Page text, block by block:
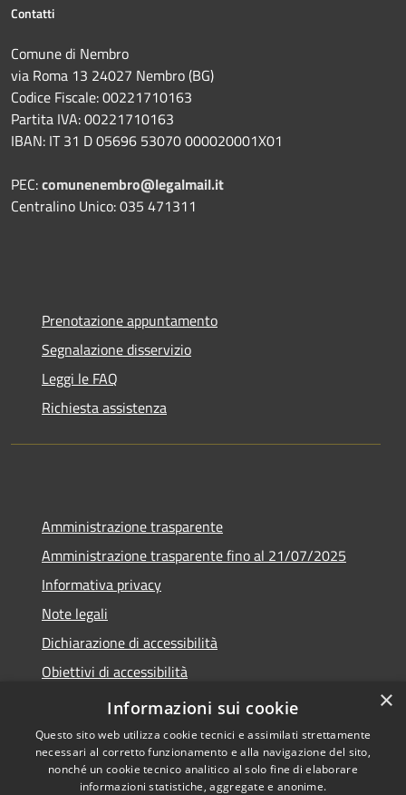
Contatti
Comune di Nembro
via Roma 13 24027 Nembro (BG)
Codice Fiscale: 00221710163
Partita IVA: 00221710163
IBAN: IT 31 D 05696 53070 000020001X01
PEC:comunenembro@legalmail.it
Centralino Unico: 035 471311
Prenotazione appuntamento
Segnalazione disservizio
Leggi le FAQ
Richiesta assistenza
Amministrazione trasparente
Amministrazione trasparente fino al 21/07/2025
Informativa privacy
Note legali
Dichiarazione di accessibilità
Obiettivi di accessibilità
Piano di miglioramento
×
Informazioni sui cookie
Questo sito web utilizza cookie tecnici e assimilati strettamente
necessari al corretto funzionamento e alla navigazione del sito,
nonché un cookie tecnico analitico al solo fine di elaborare
informazioni statistiche, aggregate e anonime.